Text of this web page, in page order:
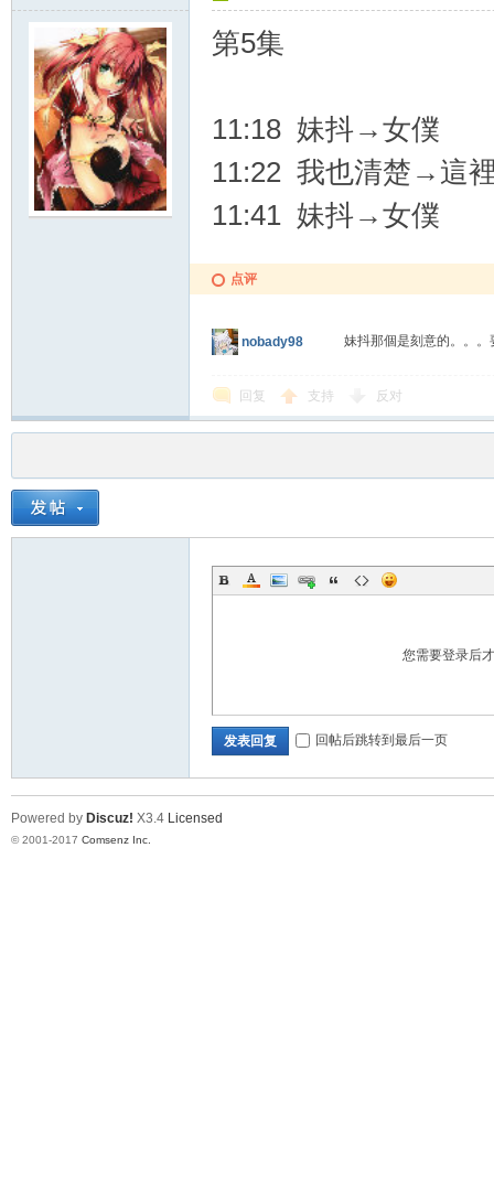
第5集
11:18 妹抖→女僕
11:22 我也清楚→這
11:41 妹抖→女僕
点评
nobady98 妹抖那個是刻意的。。
回复 支持 反对
您需要登录后
发表回复 回帖后跳转到最后一页
Powered by Discuz! X3.4 Licensed
© 2001-2017 Comsenz Inc.